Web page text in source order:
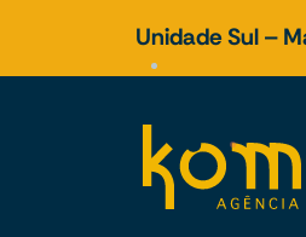
Unidade Sul –